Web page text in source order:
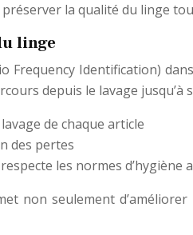
la qualité du linge
linge
Frequency Identification)
depuis le lavage
de chaque article
des pertes
les normes d’hygiène
non seulement